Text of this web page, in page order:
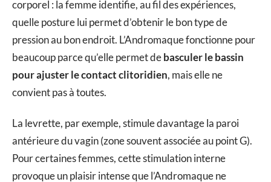
corporel : la femme identifie, au fil des expériences,
quelle posture lui permet d’obtenir le bon type de
pression au bon endroit. L’Andromaque fonctionne pour
beaucoup parce qu’elle permet debasculer le bassin
pour ajuster le contact clitoridien, mais elle ne
convient pas à toutes.
La levrette, par exemple, stimule davantage la paroi
antérieure du vagin (zone souvent associée au point G).
Pour certaines femmes, cette stimulation interne
provoque un plaisir intense que l’Andromaque ne